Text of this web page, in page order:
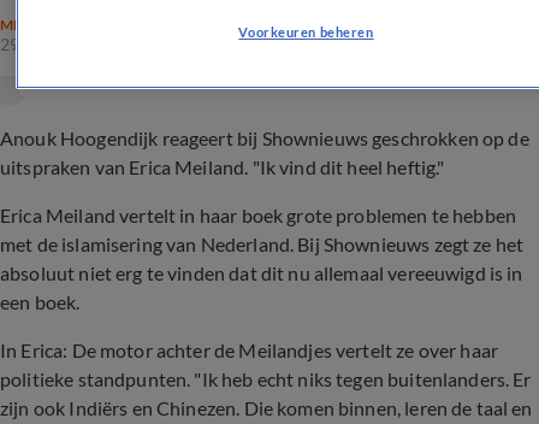
MEILAND
29 okt 2021, 07:59
Anouk Hoogendijk reageert bij Shownieuws geschrokken op de
uitspraken van Erica Meiland. "Ik vind dit heel heftig."
Erica Meiland vertelt in haar boek grote problemen te hebben
met de islamisering van Nederland. Bij Shownieuws zegt ze het
absoluut niet erg te vinden dat dit nu allemaal vereeuwigd is in
een boek.
In Erica: De motor achter de Meilandjes vertelt ze over haar
politieke standpunten. "Ik heb echt niks tegen buitenlanders. Er
zijn ook Indiërs en Chinezen. Die komen binnen, leren de taal en
Voorkeuren beheren